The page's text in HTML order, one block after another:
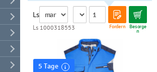
Ls
Fordern Besorge
n
Ls 1000318553
5 Tage